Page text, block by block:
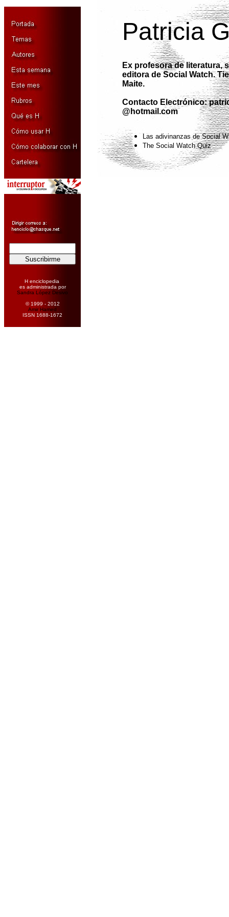
H enciclopedia
es administrada por
Sandra López Desivo
© 1999 - 2012
Amir Hamed
ISSN 1688-1672
Patricia
Ex profesora de literatura,
editora de Social Watch.
Maite.
Contacto Electrónico:
@hotmail.com
Las adivinanzas de Social
The Social Watch Quiz